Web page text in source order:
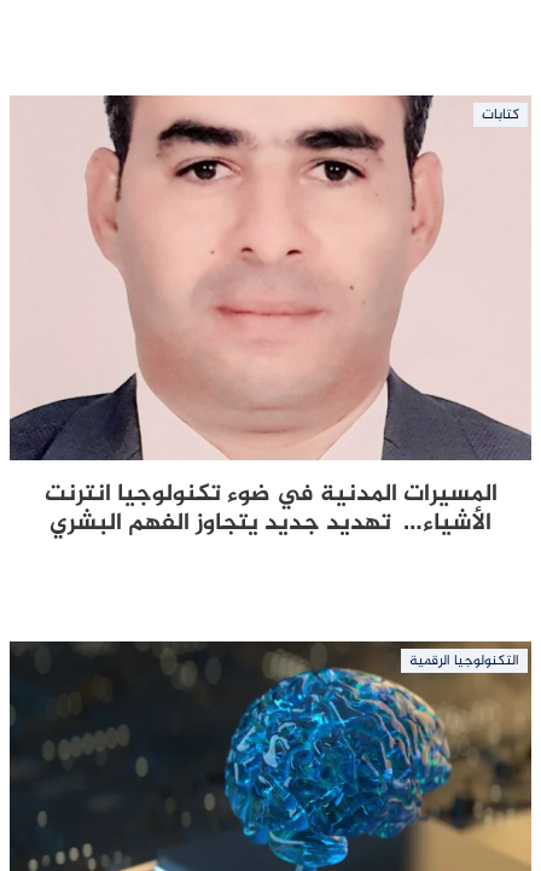
كتابات
المسيرات المدنية في ضوء تكنولوجيا انترنت
الأشياء… تهديد جديد يتجاوز الفهم البشري
التكنولوجيا الرقمية